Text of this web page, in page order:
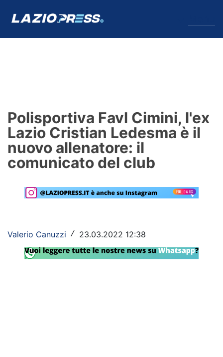
Formello
Infortuni
Primavera
Calciomercato
Rassegna Lazio
Social
Polisportiva Favl Cimini, l'ex
Lazio Cristian Ledesma è il
nuovo allenatore: il
comunicato del club
Valerio Canuzzi / 23.03.2022 12:38